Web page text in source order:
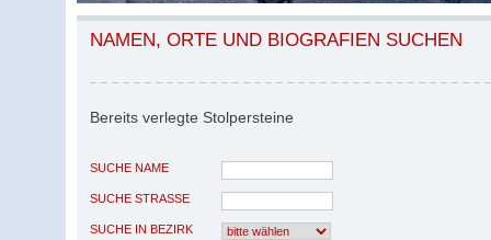
NAMEN, ORTE UND BIOGRAFIEN SUCHEN
Bereits verlegte Stolpersteine
SUCHE NAME
SUCHE STRASSE
SUCHE IN BEZIRK